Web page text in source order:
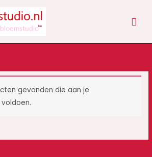
gevonden die aan je